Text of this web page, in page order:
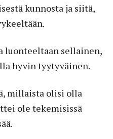
kunnosta ja siitä,
luonteeltaan sellainen,
hyvin tyytyväinen.
millaista olisi olla
ole tekemisissä